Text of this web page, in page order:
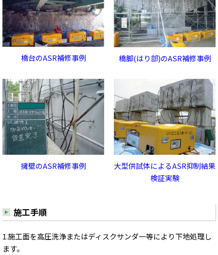
橋台のASR補修事例 橋脚(はり部)のASR補修事例
擁壁のASR補修事例
大型供試体によるASR抑制結果
検証実験
施工手順
1.施工面を高圧洗浄またはディスクサンダ一等により下地処理し
ます。